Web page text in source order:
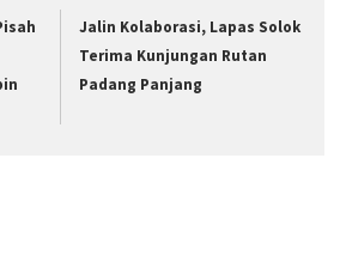
Jalin Kolaborasi, Lapas Solok
Terima Kunjungan Rutan
Padang Panjang